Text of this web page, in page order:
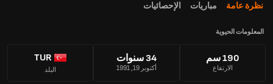
نظرة عامة مباريات الإحصائيات
المعلومات الحيوية
190 سم
الارتفاع
34 سنوات
أكتوبر 19, 1991
TUR
البلد